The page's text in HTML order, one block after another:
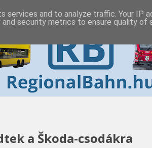
a Škoda-csodákra
and to analyze traffic. Your IP
security metrics to ensure quality of